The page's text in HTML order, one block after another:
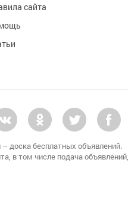
сайта
доска бесплатных объявлений.
в том числе подача